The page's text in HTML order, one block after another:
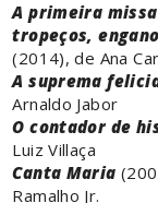
A primeira
tropeços,
(2014), de Ana
A suprema
Arnaldo Jabor
O contador de
Luiz Villaça
Canta Maria
Ramalho Jr.